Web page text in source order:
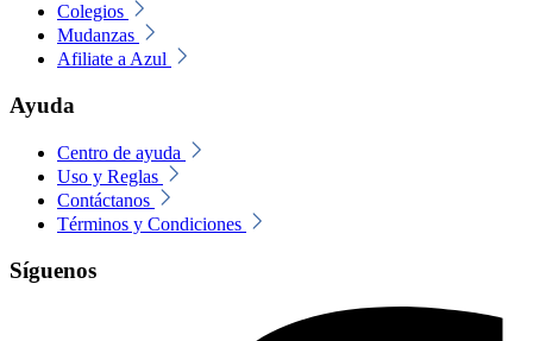
Colegios
Mudanzas
Afiliate a Azul
Ayuda
Centro de ayuda
Uso y Reglas
Contáctanos
Términos y Condiciones
Síguenos